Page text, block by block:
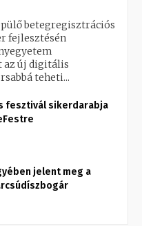
betegregisztrációs
fejlesztésén
az új digitális
teheti...
fesztivál sikerdarabja
jelent meg a